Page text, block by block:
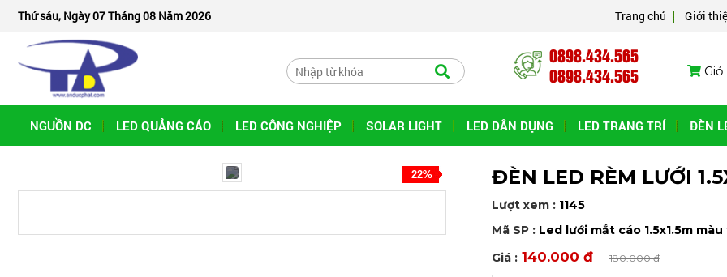
Thứ sáu, Ngày 07 Tháng 08 Năm 2026 Trang chủ Giới
0898.434.565
0898.434.565
NGUỒN DC LED QUẢNG CÁO LED CÔNG NGHIỆP SOLAR LIGHT LED DÂN DỤNG LED TRANG TRÍ ĐÈN
22% ĐÈN LED RÈM LƯỚI
Lượt xem : 1145
Mã SP : Led lưới mắt cáo 1.5x1.5m
Giá : 140.000 đ 180.000 đ